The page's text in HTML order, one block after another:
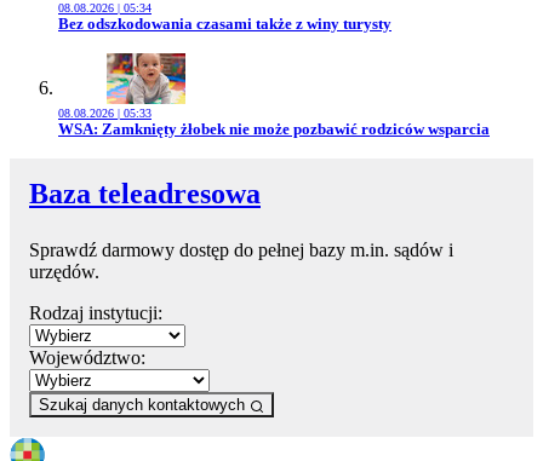
08.08.2026 | 05:34
Przejdź do artykułu:
Bez odszkodowania czasami także z winy turysty
08.08.2026 | 05:33
Przejdź do artykułu:
WSA: Zamknięty żłobek nie może pozbawić rodziców wsparcia
Baza teleadresowa
Sprawdź darmowy dostęp do pełnej bazy m.in. sądów i
urzędów.
Rodzaj instytucji:
Województwo:
Szukaj danych kontaktowych